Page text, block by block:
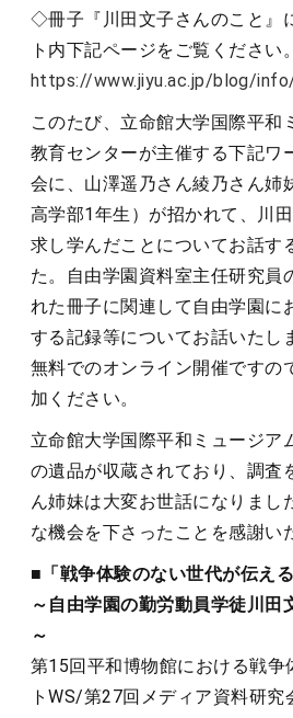
◇冊子『川田文子さんのこと』
ト内下記ページをご覧ください。
https://www.jiyu.ac.jp/blog/
このたび、立命館大学国際平和
教育センターが主催する下記ワ
会に、山澤遥乃さん綾乃さん姉
高学部1年生）が招かれて、川
求し学んだことについてお話す
た。自由学園資料室主任研究員
れた冊子に関連して自由学園に
する記録等についてお話いたし
無料でのオンライン開催ですの
加ください。
立命館大学国際平和ミュージア
の遺品が収蔵されており、調査
ん姉妹は大変お世話になりまし
な機会を下さったことを感謝い
■「戦争体験のない世代が伝え
～自由学園の勤労動員学徒川田
～
第15回平和博物館における戦争
トWS/第27回メディア資料研究